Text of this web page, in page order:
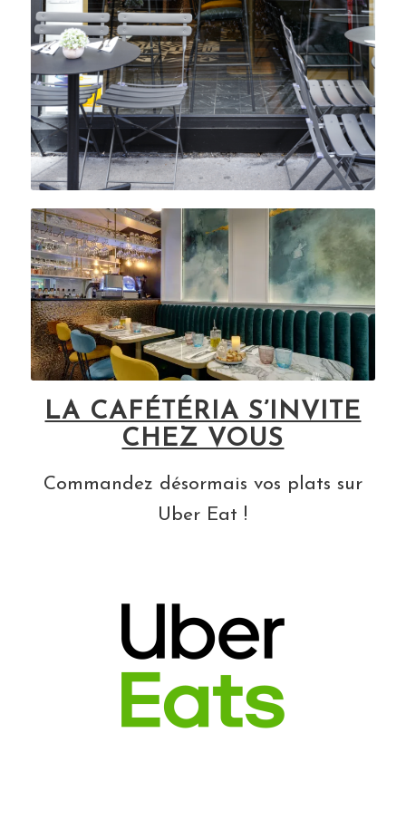
LA CAFÉTÉRIA S’INVITE
CHEZ VOUS
Commandez désormais vos plats sur
Uber Eat !